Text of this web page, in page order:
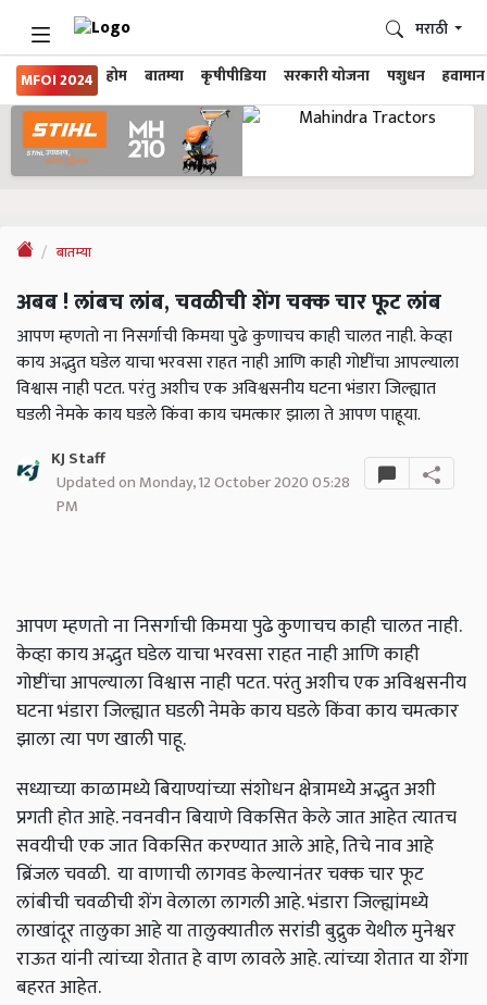
MFOI 2024 होम बातम्या कृषीपीडिया सरकारी योजना पशुधन हवामान
मराठी
बातम्या
अबब ! लांबच लांब, चवळीची शेंग चक्क चार फूट लांब
आपण म्हणतो ना निसर्गाची किमया पुढे कुणाचच काही चालत नाही. केव्हा
काय अद्भुत घडेल याचा भरवसा राहत नाही आणि काही गोष्टींचा आपल्याला
विश्वास नाही पटत. परंतु अशीच एक अविश्वसनीय घटना भंडारा जिल्ह्यात
घडली नेमके काय घडले किंवा काय चमत्कार झाला ते आपण पाहूया.
KJ Staff
Updated on Monday, 12 October 2020 05:28
PM
आपण म्हणतो ना निसर्गाची किमया पुढे कुणाचच काही चालत नाही.
केव्हा काय अद्भुत घडेल याचा भरवसा राहत नाही आणि काही
गोष्टींचा आपल्याला विश्वास नाही पटत. परंतु अशीच एक अविश्वसनीय
घटना भंडारा जिल्ह्यात घडली नेमके काय घडले किंवा काय चमत्कार
झाला त्या पण खाली पाहू.
सध्याच्या काळामध्ये बियाण्यांच्या संशोधन क्षेत्रामध्ये अद्भुत अशी
प्रगती होत आहे. नवनवीन बियाणे विकसित केले जात आहेत त्यातच
सवयीची एक जात विकसित करण्यात आले आहे, तिचे नाव आहे
ब्रिंजल चवळी. या वाणाची लागवड केल्यानंतर चक्क चार फूट
लांबीची चवळीची शेंग वेलाला लागली आहे. भंडारा जिल्ह्यांमध्ये
लाखांदूर तालुका आहे या तालुक्यातील सरांडी बुद्रुक येथील मुनेश्वर
राऊत यांनी त्यांच्या शेतात हे वाण लावले आहे. त्यांच्या शेतात या शेंगा
बहरत आहेत.